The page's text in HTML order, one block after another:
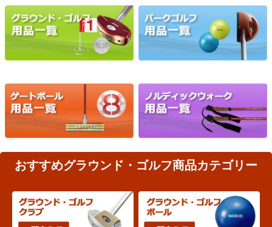
おすすめグラウンド・ゴルフ商品カテゴリー